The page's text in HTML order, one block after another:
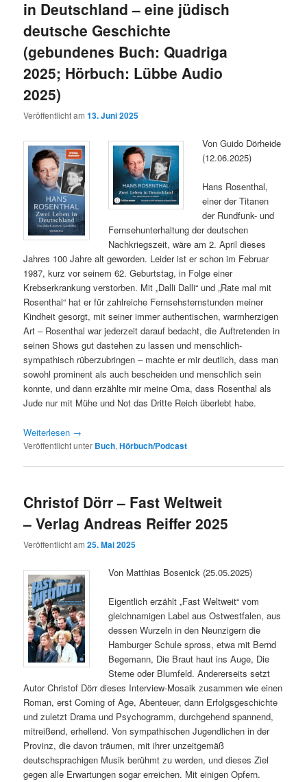
in Deutschland – eine jüdisch
deutsche Geschichte
(gebundenes Buch: Quadriga
2025; Hörbuch: Lübbe Audio
2025)
Veröffentlicht am13. Juni 2025
Von Guido Dörheide
(12.06.2025)
Hans Rosenthal,
einer der Titanen
der Rundfunk- und
Fernsehunterhaltung der deutschen
Nachkriegszeit, wäre am 2. April dieses
Jahres 100 Jahre alt geworden. Leider ist er schon im Februar
1987, kurz vor seinem 62. Geburtstag, in Folge einer
Krebserkrankung verstorben. Mit „Dalli Dalli“ und „Rate mal mit
Rosenthal“ hat er für zahlreiche Fernsehsternstunden meiner
Kindheit gesorgt, mit seiner immer authentischen, warmherzigen
Art – Rosenthal war jederzeit darauf bedacht, die Auftretenden in
seinen Shows gut dastehen zu lassen und menschlich-
sympathisch rüberzubringen – machte er mir deutlich, dass man
sowohl prominent als auch bescheiden und menschlich sein
konnte, und dann erzählte mir meine Oma, dass Rosenthal als
Jude nur mit Mühe und Not das Dritte Reich überlebt habe.
Weiterlesen →
Veröffentlicht unter Buch,Hörbuch/Podcast
Christof Dörr – Fast Weltweit
– Verlag Andreas Reiffer 2025
Veröffentlicht am25. Mai 2025
Von Matthias Bosenick (25.05.2025)
Eigentlich erzählt „Fast Weltweit“ vom
gleichnamigen Label aus Ostwestfalen, aus
dessen Wurzeln in den Neunzigern die
Hamburger Schule spross, etwa mit Bernd
Begemann, Die Braut haut ins Auge, Die
Sterne oder Blumfeld. Andererseits setzt
Autor Christof Dörr dieses Interview-Mosaik zusammen wie einen
Roman, erst Coming of Age, Abenteuer, dann Erfolgsgeschichte
und zuletzt Drama und Psychogramm, durchgehend spannend,
mitreißend, erhellend. Von sympathischen Jugendlichen in der
Provinz, die davon träumen, mit ihrer unzeitgemäß
deutschsprachigen Musik berühmt zu werden, und dieses Ziel
gegen alle Erwartungen sogar erreichen. Mit einigen Opfern.